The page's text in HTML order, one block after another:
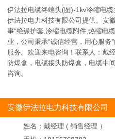
伊法拉电缆终端头(图)-1kv冷缩电
伊法拉电力科技有限公司提供。安
事“绝缘护套,冷缩电缆附件,热缩电
业，公司秉承“诚信经营，用心服
服务。欢迎来电咨询！联系人：戴
防爆盒，电缆接头防爆盒，电缆中
咨询。
安徽伊法拉电力科技有限公司
姓名： 戴经理 ( 销售经理 ）